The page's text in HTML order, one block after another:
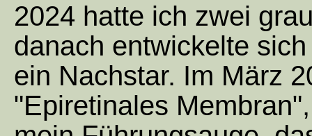
2024 hatte ich zwei
danach entwickelte
ein Nachstar. Im März
"Epiretinales